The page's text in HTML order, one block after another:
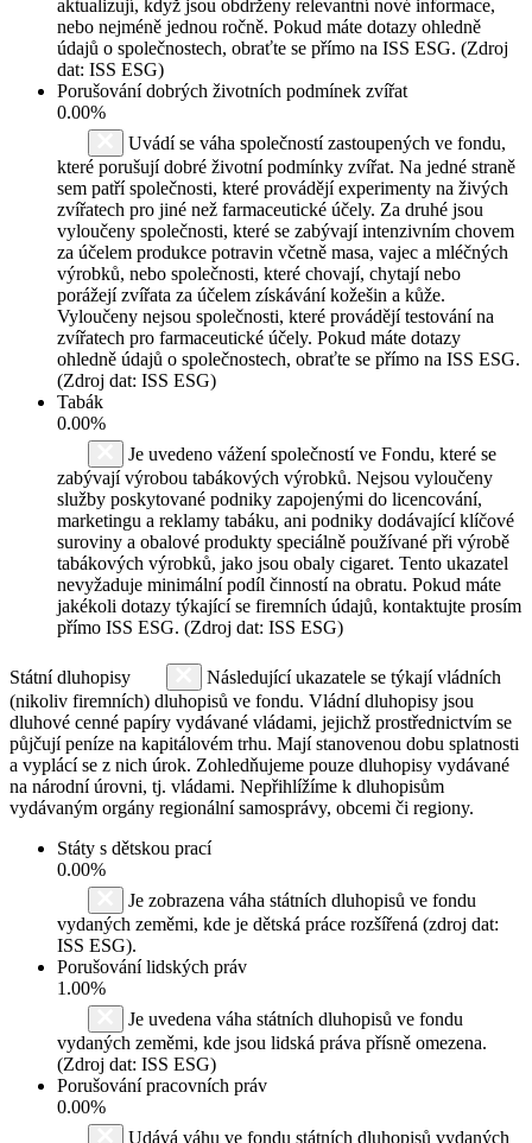
aktualizují, když jsou obdrženy relevantní nové informace,
nebo nejméně jednou ročně. Pokud máte dotazy ohledně
údajů o společnostech, obraťte se přímo na ISS ESG. (Zdroj
dat: ISS ESG)
Porušování dobrých životních podmínek zvířat
0.00%
Uvádí se váha společností zastoupených ve fondu,
které porušují dobré životní podmínky zvířat. Na jedné straně
sem patří společnosti, které provádějí experimenty na živých
zvířatech pro jiné než farmaceutické účely. Za druhé jsou
vyloučeny společnosti, které se zabývají intenzivním chovem
za účelem produkce potravin včetně masa, vajec a mléčných
výrobků, nebo společnosti, které chovají, chytají nebo
porážejí zvířata za účelem získávání kožešin a kůže.
Vyloučeny nejsou společnosti, které provádějí testování na
zvířatech pro farmaceutické účely. Pokud máte dotazy
ohledně údajů o společnostech, obraťte se přímo na ISS ESG.
(Zdroj dat: ISS ESG)
Tabák
0.00%
Je uvedeno vážení společností ve Fondu, které se
zabývají výrobou tabákových výrobků. Nejsou vyloučeny
služby poskytované podniky zapojenými do licencování,
marketingu a reklamy tabáku, ani podniky dodávající klíčové
suroviny a obalové produkty speciálně používané při výrobě
tabákových výrobků, jako jsou obaly cigaret. Tento ukazatel
nevyžaduje minimální podíl činností na obratu. Pokud máte
jakékoli dotazy týkající se firemních údajů, kontaktujte prosím
přímo ISS ESG. (Zdroj dat: ISS ESG)
Státní dluhopisy
Následující ukazatele se týkají vládních
(nikoliv firemních) dluhopisů ve fondu. Vládní dluhopisy jsou
dluhové cenné papíry vydávané vládami, jejichž prostřednictvím se
půjčují peníze na kapitálovém trhu. Mají stanovenou dobu splatnosti
a vyplácí se z nich úrok. Zohledňujeme pouze dluhopisy vydávané
na národní úrovni, tj. vládami. Nepřihlížíme k dluhopisům
vydávaným orgány regionální samosprávy, obcemi či regiony.
Státy s dětskou prací
0.00%
Je zobrazena váha státních dluhopisů ve fondu
vydaných zeměmi, kde je dětská práce rozšířená (zdroj dat:
ISS ESG).
Porušování lidských práv
1.00%
Je uvedena váha státních dluhopisů ve fondu
vydaných zeměmi, kde jsou lidská práva přísně omezena.
(Zdroj dat: ISS ESG)
Porušování pracovních práv
0.00%
Udává váhu ve fondu státních dluhopisů vydaných